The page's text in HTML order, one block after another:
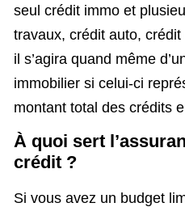
seul crédit immo et
travaux, crédit auto,
il s’agira quand même
immobilier si celui-ci
montant total des crédits
À quoi sert
crédit ?
Si vous avez un budget